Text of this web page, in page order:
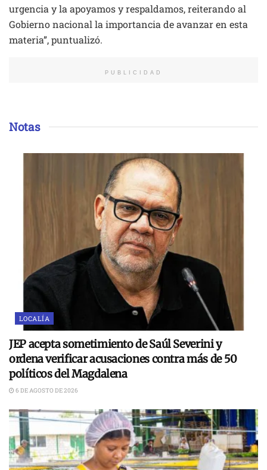
urgencia y la apoyamos y respaldamos, reiterando al
Gobierno nacional la importancia de avanzar en esta
materia”, puntualizó.
PUBLICIDAD
Notas
LOCALÍA
JEP acepta sometimiento de Saúl Severini y
ordena verificar acusaciones contra más de 50
políticos del Magdalena
6 DE AGOSTO DE 2026